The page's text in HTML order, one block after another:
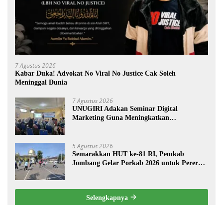
7 Agustus 2026
Kabar Duka! Advokat No Viral No Justice Cak Soleh
Meninggal Dunia
7 Agustus 2026
UNUGIRI Adakan Seminar Digital
Marketing Guna Meningkatkan
5 Agustus 2026
Semarakkan HUT ke-81 RI, Pemkab
Jombang Gelar Porkab 2026 untuk Pererat
Selengkapnya